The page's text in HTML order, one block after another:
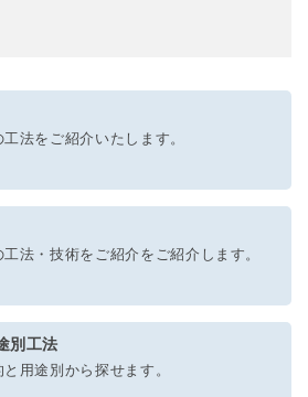
法をご紹介いたします。
法・技術をご紹介をご紹介します。
別工法
用途別から探せます。